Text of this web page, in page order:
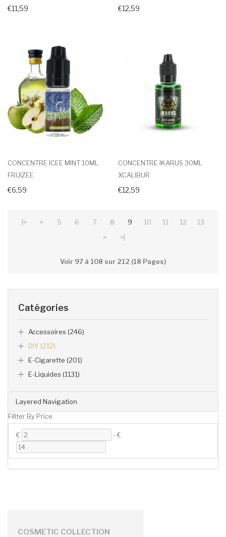
Layered Navigation
Fillter By Price
€ -€
Catégories
Accessoires (246)
DIY (212)
E-Cigarette (201)
E-Liquides (1131)
COSMETIC COLLECTION
€11,59 €12,59
CONCENTRE ICEE MINT 10ML
FRUIZEE
€6,59
CONCENTRE IKARUS 30ML
XCALIBUR
€12,59
|< < 5 6 7 8 9 10 11 12
13
>
>|
Voir 97 à 108 sur 212 (18 Pages)